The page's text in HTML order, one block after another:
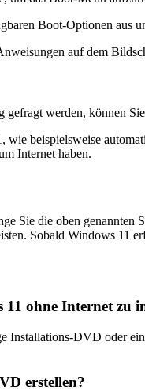
Boot-Optionen aus
auf dem
gefragt werden, können
beispielsweise
Internet haben.
Sie die oben
Sobald Windows 11
11 ohne Internet zu
Installations-DVD oder
erstellen?